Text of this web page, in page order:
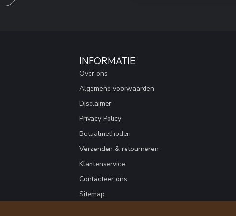
INFORMATIE
Over ons
Algemene voorwaarden
Disclaimer
Privacy Policy
Betaalmethoden
Verzenden & retourneren
Klantenservice
Contacteer ons
Sitemap